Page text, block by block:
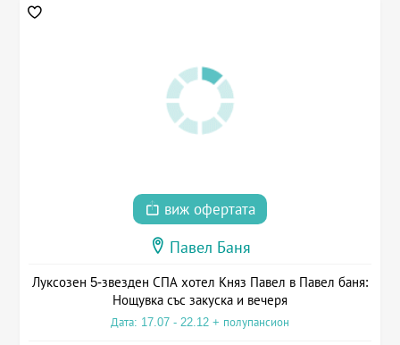
виж офертата
Павел Баня
Луксозен 5-звезден СПА хотел Княз Павел в Павел баня:
Нощувка със закуска и вечеря
Дата: 17.07 - 22.12 + полупансион